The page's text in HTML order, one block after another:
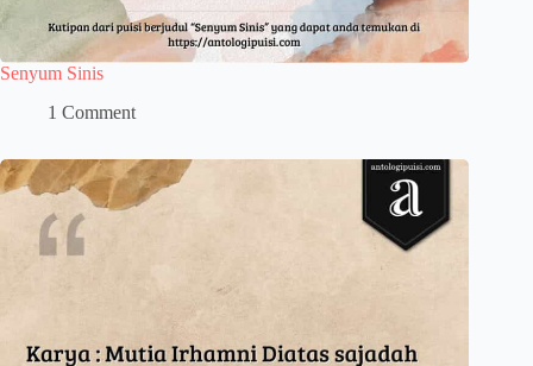
Senyum Sinis
1 Comment